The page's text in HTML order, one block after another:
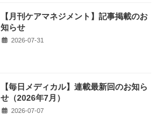
【月刊ケアマネジメント】記事掲載のお
知らせ
2026-07-31
【毎日メディカル】連載最新回のお知ら
せ（2026年7月）
2026-07-07